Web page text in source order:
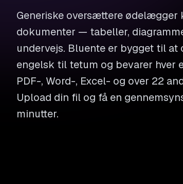
Generiske oversættere ødelægger
dokumenter — tabeller,
undervejs. Bluente er bygget til
engelsk til tetum og bevarer hver
PDF-, Word-, Excel- og over 22
Upload din fil og få en
minutter.